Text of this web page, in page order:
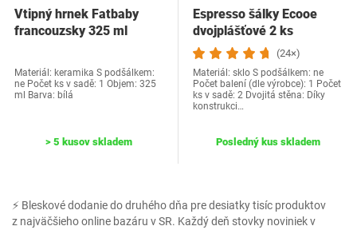
⚡ Bleskové dodanie do druhého dňa pre desiatky tisíc produktov
z najväčšieho online bazáru v SR. Každý deň stovky noviniek v
Vtipný hrnek Fatbaby
francouzsky 325 ml
Materiál: keramika S podšálkem:
ne Počet ks v sadě: 1 Objem: 325
ml Barva: bílá
> 5 kusov skladem
Espresso šálky Ecooe
dvojplášťové 2 ks
(24×)
Materiál: sklo S podšálkem: ne
Počet balení (dle výrobce): 1 Počet
ks v sadě: 2 Dvojitá stěna: Díky
konstrukci…
Posledný kus skladem